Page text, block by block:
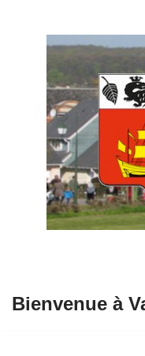
contenu
Bienvenue à